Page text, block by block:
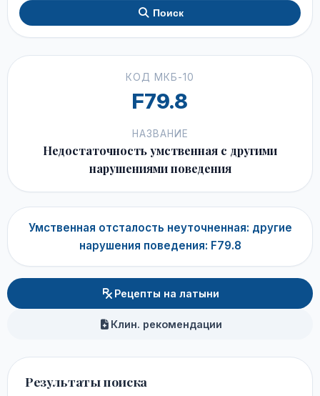
Поиск
КОД МКБ-10
F79.8
НАЗВАНИЕ
Недостаточность умственная с другими
нарушениями поведения
Умственная отсталость неуточненная: другие
нарушения поведения: F79.8
Рецепты на латыни
Клин. рекомендации
Результаты поиска